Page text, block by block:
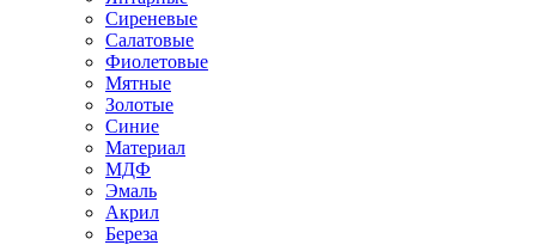
Сиреневые
Салатовые
Фиолетовые
Мятные
Золотые
Синие
Материал
МДФ
Эмаль
Акрил
Береза